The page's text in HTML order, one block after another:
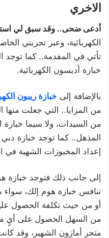
الاخري
أدعى ضحى.. وقد سبق لي
الكهربائية، وعبر تجربتي
تأتي في المقدمة.. كما توجد
خبازة أديسون الكهربائية.
بالإضافة إلى خبازة ريبون
من المزايا.. التي جعلت منها
من السيدات، ولا سيما خبازة
المذهل.. كما توجد خبازة
إعداد المخبوزات الشهية في
إلى جانب ذلك فتوجد خبازة
تنافس خبازة هوم إلك، سواء
أو من حيث تكلفة الحصول
من السهل الحصول على أيٍ
متجر أمازون الشهير، وقد